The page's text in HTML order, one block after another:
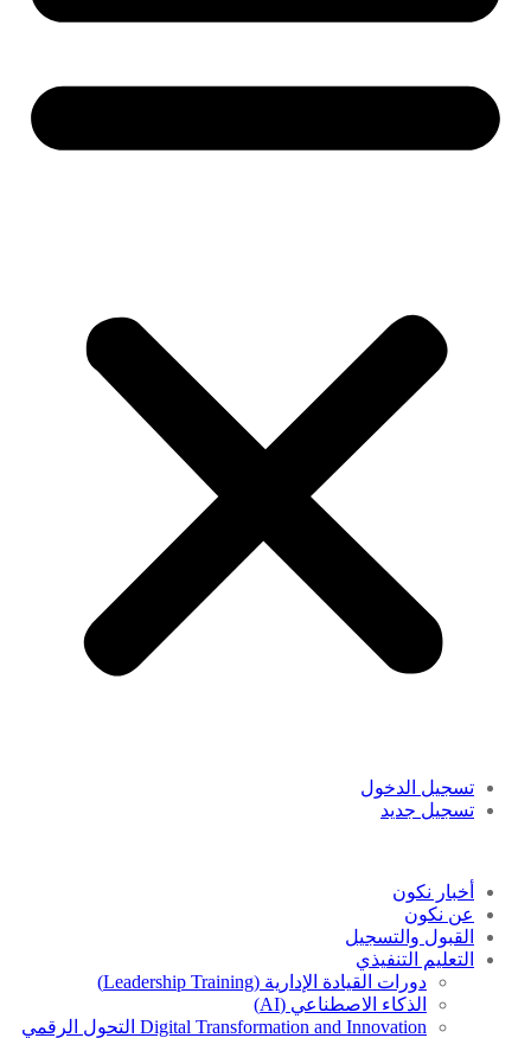
تسجيل الدخول
تسجيل جديد
أخبار نكون
عن نكون
القبول والتسجيل
التعليم التنفيذي
دورات القيادة الإدارية (Leadership Training)
الذكاء الاصطناعي (AI)
Digital Transformation and Innovation التحول الرقمي